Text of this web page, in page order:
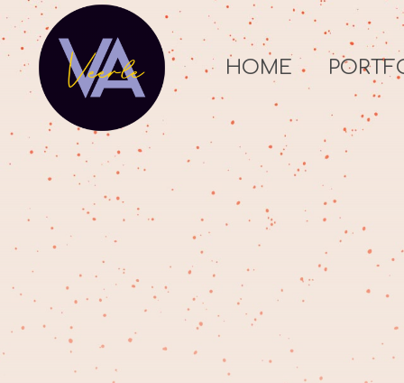
HOME